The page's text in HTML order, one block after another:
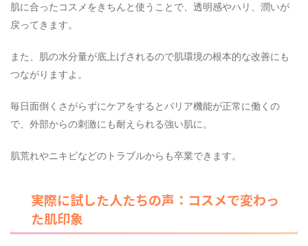
肌に合ったコスメをきちんと使うことで、透明感やハリ、潤いが
戻ってきます。
また、肌の水分量が底上げされるので肌環境の根本的な改善にも
つながりますよ。
毎日面倒くさがらずにケアをするとバリア機能が正常に働くの
で、外部からの刺激にも耐えられる強い肌に。
肌荒れやニキビなどのトラブルからも卒業できます。
実際に試した人たちの声：コスメで変わっ
た肌印象